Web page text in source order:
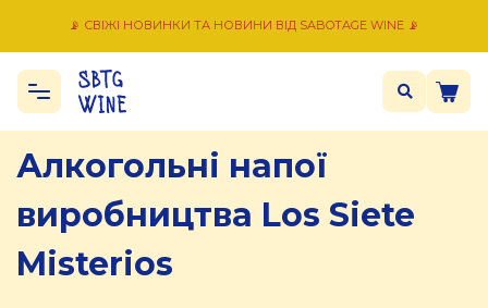
📡 СВІЖІ НОВИНКИ ТА НОВИНИ ВІД SABOTAGE WINE 📡
Алкогольні напої
виробництва Los Siete
Misterios